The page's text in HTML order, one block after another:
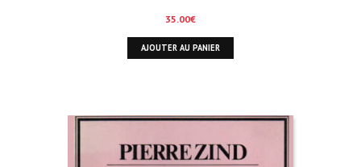
35.00€
AJOUTER AU PANIER